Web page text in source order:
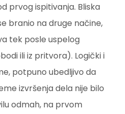
prvog ispitivanja. Bliska
branio na druge načine,
tek posle uspelog
ili iz pritvora). Logički i
potpuno ubedljivo da
izvršenja dela nije bilo
odmah, na prvom